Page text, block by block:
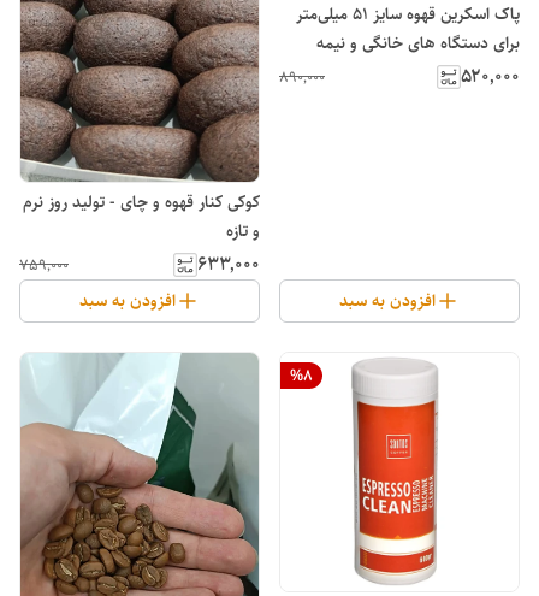
پاک اسکرین قهوه سایز 51 میلی‌متر
برای دستگاه های خانگی و نیمه
صنعتی
۵۲۰٬۰۰۰ ۸۹۰٬۰۰۰
افزودن به سبد
کوکی کنار قهوه و چای - تولید روز نرم
و تازه
۶۳۳٬۰۰۰ ۷۵۹٬۰۰۰
افزودن به سبد
%8